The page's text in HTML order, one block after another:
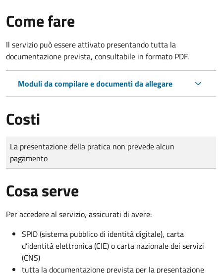
Come fare
Il servizio può essere attivato presentando tutta la
documentazione prevista, consultabile in formato PDF.
Moduli da compilare e documenti da allegare
Costi
Tipo di pagamento
Importo
La presentazione della pratica non prevede alcun
pagamento
Cosa serve
Per accedere al servizio, assicurati di avere:
SPID (sistema pubblico di identità digitale), carta
d’identità elettronica (CIE) o carta nazionale dei servizi
(CNS)
tutta la documentazione prevista per la presentazione